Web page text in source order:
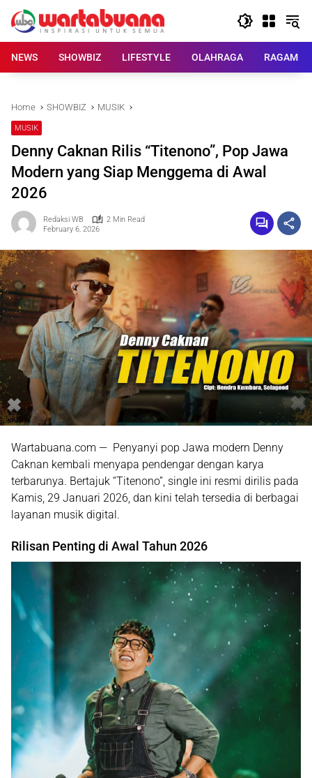
content
NEWS
SHOWBIZ LIFESTYLE OLAHRAGA RAGAM
Home SHOWBIZ MUSIK
MUSIK
Denny Caknan Rilis “Titenono”, Pop Jawa
Modern yang Siap Menggema di Awal
2026
Redaksi WB
2 Min Read
February 6, 2026
Wartabuana.com — Penyanyi pop Jawa modern Denny
Caknan kembali menyapa pendengar dengan karya
terbarunya. Bertajuk “Titenono”, single ini resmi dirilis pada
Kamis, 29 Januari 2026, dan kini telah tersedia di berbagai
layanan musik digital.
Rilisan Penting di Awal Tahun 2026